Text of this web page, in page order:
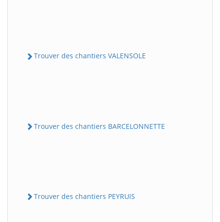
Trouver des chantiers VALENSOLE
Trouver des chantiers BARCELONNETTE
Trouver des chantiers PEYRUIS